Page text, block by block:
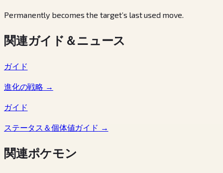
Permanently becomes the target’s last used move.
関連ガイド＆ニュース
ガイド
進化の戦略 →
ガイド
ステータス＆個体値ガイド →
関連ポケモン